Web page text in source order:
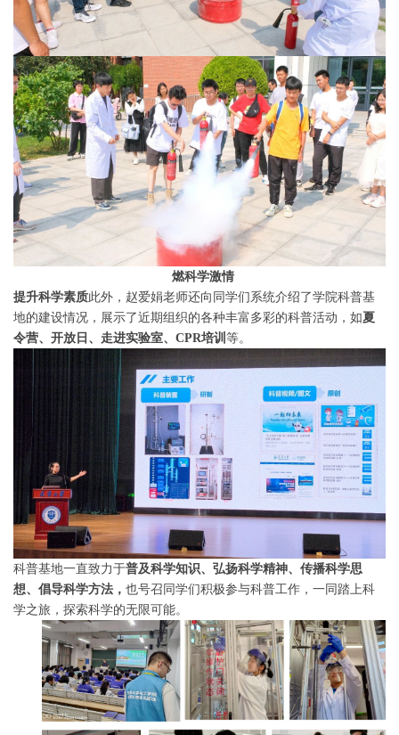
燃科学激情
提升科学素质此外，赵爱娟老师还向同学们系统介绍了学院科普基
地的建设情况，展示了近期组织的各种丰富多彩的科普活动，如夏
令营、开放日、走进实验室、CPR培训 等。
科普基地一直致力于普及科学知识、弘扬科学精神、传播科学思
想、倡导科学方法， 也号召同学们积极参与科普工作，一同踏上科
学之旅，探索科学的无限可能。